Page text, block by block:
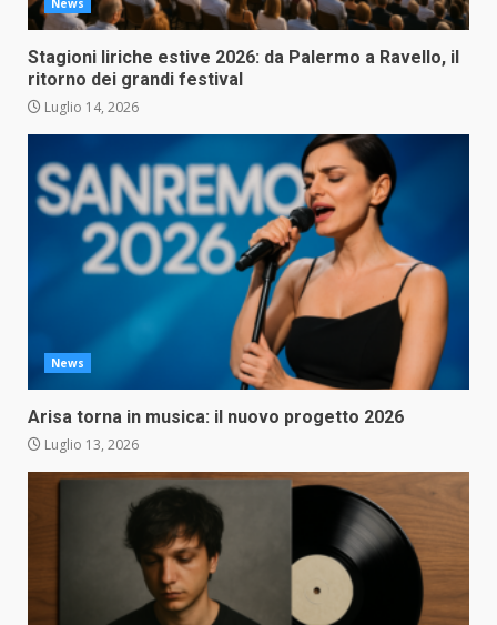
News
Stagioni liriche estive 2026: da Palermo a Ravello, il
ritorno dei grandi festival
Luglio 14, 2026
News
Arisa torna in musica: il nuovo progetto 2026
Luglio 13, 2026